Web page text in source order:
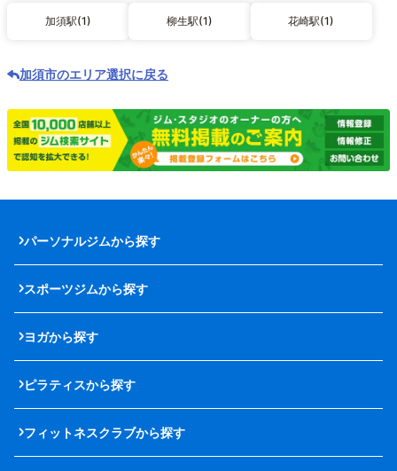
加須駅(1) 柳生駅(1) 花崎駅(1)
加須市のエリア選択に戻る
パーソナルジムから探す
スポーツジムから探す
ヨガから探す
ピラティスから探す
フィットネスクラブから探す